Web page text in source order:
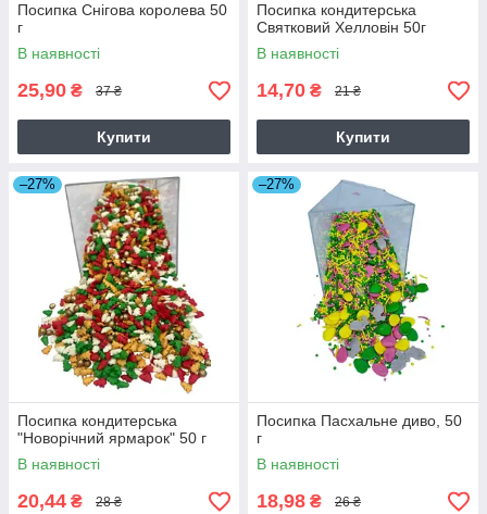
Посипка Снігова королева 50
г
В наявності
25,90 ₴ 37 ₴
Купити
Посипка кондитерська
Святковий Хелловін 50г
В наявності
14,70 ₴ 21 ₴
Купити
–27%
Посипка кондитерська
"Новорічний ярмарок" 50 г
В наявності
20,44 ₴ 28 ₴
–27%
Посипка Пасхальне диво, 50
г
В наявності
18,98 ₴ 26 ₴